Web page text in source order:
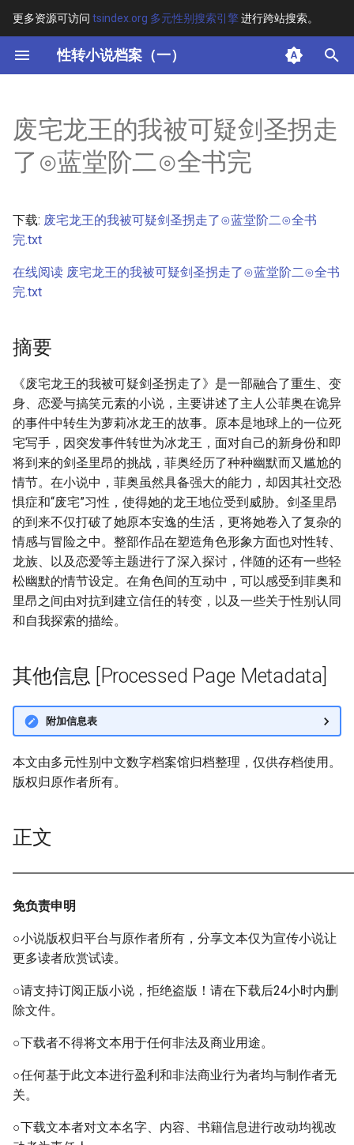
更多资源可访问 tsindex.org 多元性别搜索引擎进行跨站搜索。
性转小说档案（一）
键
开
索
其他信息 [Processed Page
Metadata]
废宅龙王的我被可疑剑圣拐走
了⊙蓝堂阶二⊙全书完
下载: 废宅龙王的我被可疑剑圣拐走了⊙蓝堂阶二⊙全书
完.txt
在线阅读 废宅龙王的我被可疑剑圣拐走了⊙蓝堂阶二⊙全书
完.txt
摘要
《废宅龙王的我被可疑剑圣拐走了》是一部融合了重生、变
身、恋爱与搞笑元素的小说，主要讲述了主人公菲奥在诡异
的事件中转生为萝莉冰龙王的故事。原本是地球上的一位死
宅写手，因突发事件转世为冰龙王，面对自己的新身份和即
将到来的剑圣里昂的挑战，菲奥经历了种种幽默而又尴尬的
情节。在小说中，菲奥虽然具备强大的能力，却因其社交恐
惧症和“废宅”习性，使得她的龙王地位受到威胁。剑圣里昂
的到来不仅打破了她原本安逸的生活，更将她卷入了复杂的
情感与冒险之中。整部作品在塑造角色形象方面也对性转、
龙族、以及恋爱等主题进行了深入探讨，伴随的还有一些轻
松幽默的情节设定。在角色间的互动中，可以感受到菲奥和
里昂之间由对抗到建立信任的转变，以及一些关于性别认同
和自我探索的描绘。
其他信息 [Processed Page Metadata]
附加信息表
本文由多元性别中文数字档案馆归档整理，仅供存档使用。
版权归原作者所有。
正文
免负责申明
○小说版权归平台与原作者所有，分享文本仅为宣传小说让
更多读者欣赏试读。
○请支持订阅正版小说，拒绝盗版！请在下载后24小时内删
除文件。
○下载者不得将文本用于任何非法及商业用途。
○任何基于此文本进行盈利和非法商业行为者均与制作者无
关。
○下载文本者对文本名字、内容、书籍信息进行改动均视改